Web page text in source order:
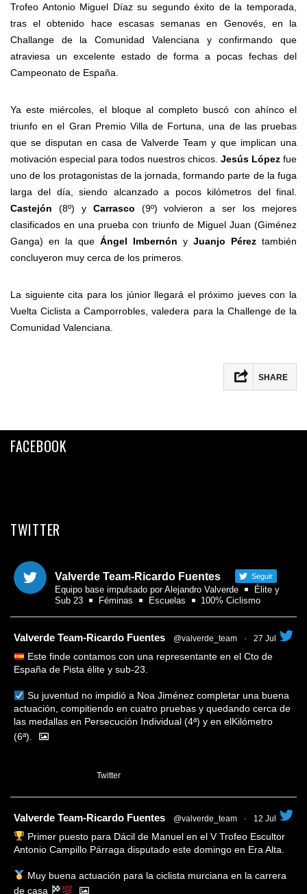
Trofeo Antonio Miguel Díaz su segundo éxito de la temporada,
tras el obtenido hace escasas semanas en Genovés, en la
Challange de la Comunidad Valenciana y confirmando que
atraviesa un excelente estado de forma a pocas fechas del
Campeonato de España.
Ya este miércoles, el bloque al completo buscó con ahínco el
triunfo en el Gran Premio Villa de Fortuna, una de las pruebas
que se disputan en casa de Valverde Team y que implican una
motivación especial para todos nuestros chicos. Jesús López fue
uno de los protagonistas de la jornada, formando parte de la fuga
larga del día, siendo alcanzado a pocos kilómetros del final.
Castejón (8º) y Carrasco (9º) volvieron a ser los mejores
clasificados en una prueba con triunfo de Miguel Juan (Giménez
Ganga) en la que Ángel Imbernón y Juanjo Pérez también
concluyeron muy cerca de los primeros.
La siguiente cita para los júnior llegará el próximo jueves con la
Vuelta Ciclista a Camporrobles, valedera para la Challenge de la
Comunidad Valenciana.
SHARE
Twitter
FACEBOOK
TWITTER
Valverde Team-Ricardo Fuentes Seguir
Equipo base impulsado por Alejandro Valverde
Élite y
Sub 23
Féminas Escuelas 100% Ciclismo
Valverde Team-Ricardo Fuentes @valverde_team · 27 Jul
Este finde contamos con una representante en el Cto de
España de Pista élite y sub-23.
Su juventud no impidió a Noa Jiménez completar una buena
actuación, compitiendo en cuatro pruebas y quedando cerca de
las medallas en Persecución Individual (4ª) y en elKilómetro
(6ª).
Twitter
Valverde Team-Ricardo Fuentes @valverde_team · 12 Jul
Primer puesto para Dácil de Manuel en el V Trofeo Escultor
Antonio Campillo Párraga disputado este domingo en Era Alta.
Muy buena actuación para la ciclista murciana en la carrera
de casa